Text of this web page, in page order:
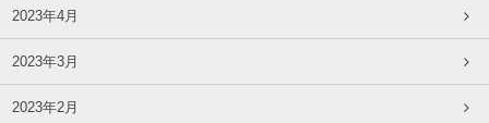
2023年4月
2023年3月
2023年2月